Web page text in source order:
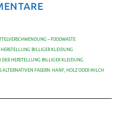
– FOODWASTE
HERSTELLUNG BILLIGER KLEIDUNG
DER HERSTELLUNG BILLIGER KLEIDUNG
ALTERNATIVEN FASERN: HANF, HOLZ ODER MILCH